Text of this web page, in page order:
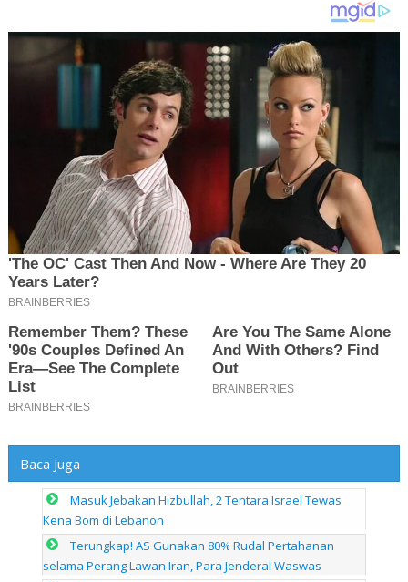
Baca Juga
Masuk Jebakan Hizbullah, 2 Tentara Israel Tewas
Kena Bom di Lebanon
Terungkap! AS Gunakan 80% Rudal Pertahanan
selama Perang Lawan Iran, Para Jenderal Waswas